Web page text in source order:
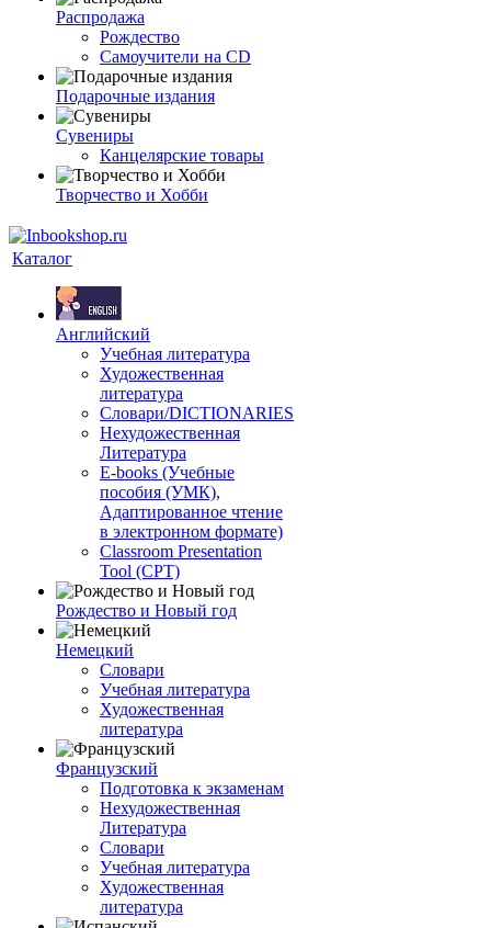
Распродажа
Рождество
Самоучители на CD
Подарочные издания
Сувениры
Канцелярские товары
Творчество и Хобби
Каталог
Английский
Учебная литература
Художественная
литература
Словари/DICTIONARIES
Нехудожественная
Литература
E-books (Учебные
пособия (УМК),
Адаптированное чтение
в электронном формате)
Classroom Presentation
Tool (CPT)
Рождество и Новый год
Немецкий
Словари
Учебная литература
Художественная
литература
Французский
Подготовка к экзаменам
Нехудожественная
Литература
Словари
Учебная литература
Художественная
литература